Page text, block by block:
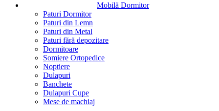
Mobilă Dormitor
Paturi Dormitor
Paturi din Lemn
Paturi din Metal
Paturi fără depozitare
Dormitoare
Somiere Ortopedice
Noptiere
Dulapuri
Banchete
Dulapuri Cupe
Mese de machiaj